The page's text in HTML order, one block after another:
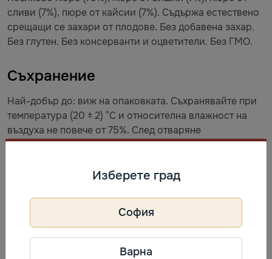
сливи (7%), пюре от кайсии (7%). Съдържа естествено
срещащи се захари от плодове. Без добавена захар.
Без глутен. Без консерванти и оцветители. Без ГМО.
Съхранение
Най-добър до: виж на опаковката. Съхранявайте при
температура (20 ± 2) °C и относителна влажност на
въздуха не повече от 75%. След отваряне
консумирайте в рамките на 3 дни.
Изберете град
София
Варна